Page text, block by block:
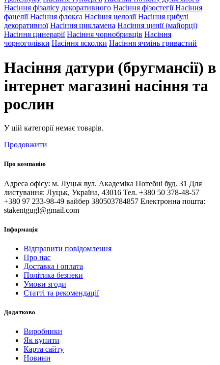
Насіння фізалісу декоративного Насіння фізостегії Насіння
фацелії Насіння флокса Насіння целозії Насіння цибулі
декоративної Насіння цикламена Насіння цинії (майорці)
Насіння цинерарії Насіння чорнобривців Насіння
чорноголівки Насіння ясколки Насіння ячмінь гривастий
Насіння датури (бругмансії) в
інтернет магазині насіння та
рослин
У цій категорії немає товарів.
Продовжити
Про компанію
Адреса офісу: м. Луцьк вул. Академіка Потебні буд. 31 Для
листування: Луцьк, Україна, 43016 Тел. +380 50 378-48-57
+380 97 233-98-49 вайбер 380503784857 Електронна пошта:
stakentgugl@gmail.com
Інформація
Відправити повідомлення
Про нас
Доставка і оплата
Політика безпеки
Умови згоди
Статті та рекомендації
Додатково
Виробники
Як купити
Карта сайту
Новини